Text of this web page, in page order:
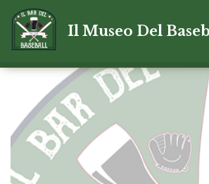
Il Museo Del